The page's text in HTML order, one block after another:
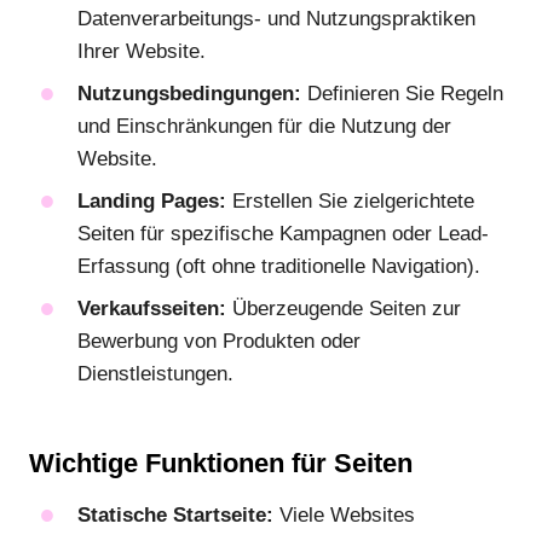
Datenverarbeitungs- und Nutzungspraktiken
Ihrer Website.
Nutzungsbedingungen: Definieren Sie Regeln
und Einschränkungen für die Nutzung der
Website.
Landing Pages: Erstellen Sie zielgerichtete
Seiten für spezifische Kampagnen oder Lead-
Erfassung (oft ohne traditionelle Navigation).
Verkaufsseiten: Überzeugende Seiten zur
Bewerbung von Produkten oder
Dienstleistungen.
Wichtige Funktionen für Seiten
Statische Startseite: Viele Websites